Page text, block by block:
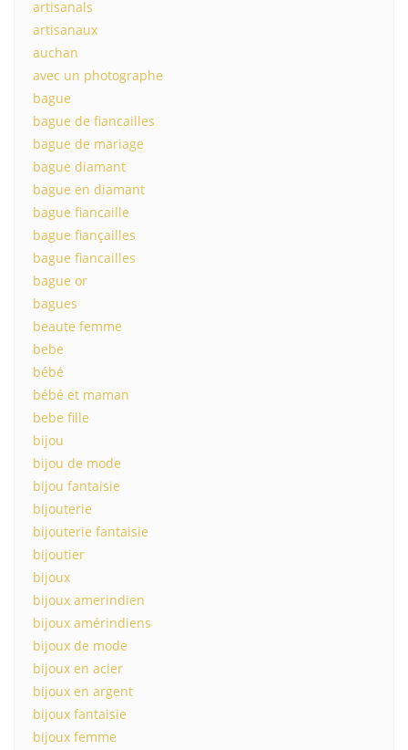
artisanals
artisanaux
auchan
avec un photographe
bague
bague de fiancailles
bague de mariage
bague diamant
bague en diamant
bague fiancaille
bague fiançailles
bague fiancailles
bague or
bagues
beaute femme
bebe
bébé
bébé et maman
bebe fille
bijou
bijou de mode
bijou fantaisie
bijouterie
bijouterie fantaisie
bijoutier
bijoux
bijoux amerindien
bijoux amérindiens
bijoux de mode
bijoux en acier
bijoux en argent
bijoux fantaisie
bijoux femme